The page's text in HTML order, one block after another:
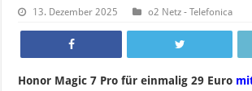
13. Dezember 2025 o2 Netz - Telefonica
Honor Magic 7 Pro für einmalig 29 Euro